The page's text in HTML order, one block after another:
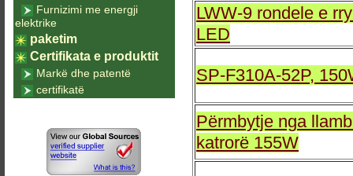
LWW-9 rondele e
LED
SP-F310A-52P,
Përmbytje nga
katrorë 155W
Furnizimi me energji
elektrike
paketim
Certifikata e produktit
Markë dhe patentë
certifikatë